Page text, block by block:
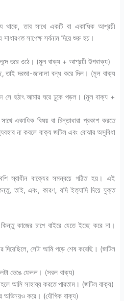
থাকে, তার সাথে একটি বা একাধিক আশ্রয়ী
সাপেক্ষ সর্বনাম দিয়ে শুরু হয়।
ভরে ওঠে। (মূল বাক্য + আশ্রয়ী উপবাক্য)
দরজা-জানালা বন্ধ করে দিল। (মূল বাক্য
সে হঠাৎ আমার ঘরে ঢুকে পড়ল। (মূল বাক্য +
একাধিক বিষয় বা চিন্তাধারা প্রকাশ করতে
না করলে বাক্য জটিল এবং বোঝার অসুবিধা
স্বাধীন বাক্যের সমন্বয়ে গঠিত হয়। এই
তাই, এবং, কারণ, যদি ইত্যাদি দিয়ে যুক্ত
কাজের চাপে বাইরে যেতে ইচ্ছে করে না।
দিয়েছিলে, সেটা আমি পড়ে শেষ করেছি। (জটিল
ভেঙে ফেলল। (সরল বাক্য)
আমি সাহায্য করতে পারতাম। (জটিল বাক্য)
অভিনয়ও করে। (যৌগিক বাক্য)